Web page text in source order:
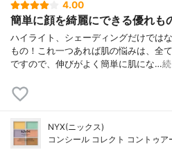
4.00
簡単に顔を綺麗にできる優れも
ハイライト、シェーディングだけでは
もの！これ一つあれば肌の悩みは、全
ですので、伸びがよく簡単に肌にな…
NYX(ニックス)
コンシール コレクト コントゥア